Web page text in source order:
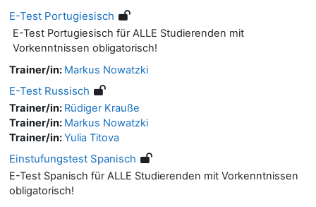
E-Test Portugiesisch
E-Test Portugiesisch für ALLE Studierenden mit
Vorkenntnissen obligatorisch!
Trainer/in: Markus Nowatzki
E-Test Russisch
Trainer/in: Rüdiger Krauße
Trainer/in: Markus Nowatzki
Trainer/in:Yulia Titova
Einstufungstest Spanisch
E-Test Spanisch für ALLE Studierenden mit Vorkenntnissen
obligatorisch!